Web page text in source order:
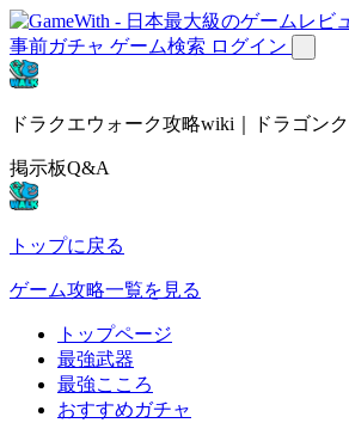
事前ガチャ ゲーム検索 ログイン
ドラクエウォーク攻略wiki｜ドラゴン
掲示板Q&A
トップに戻る
ゲーム攻略一覧を見る
トップページ
最強武器
最強こころ
おすすめガチャ